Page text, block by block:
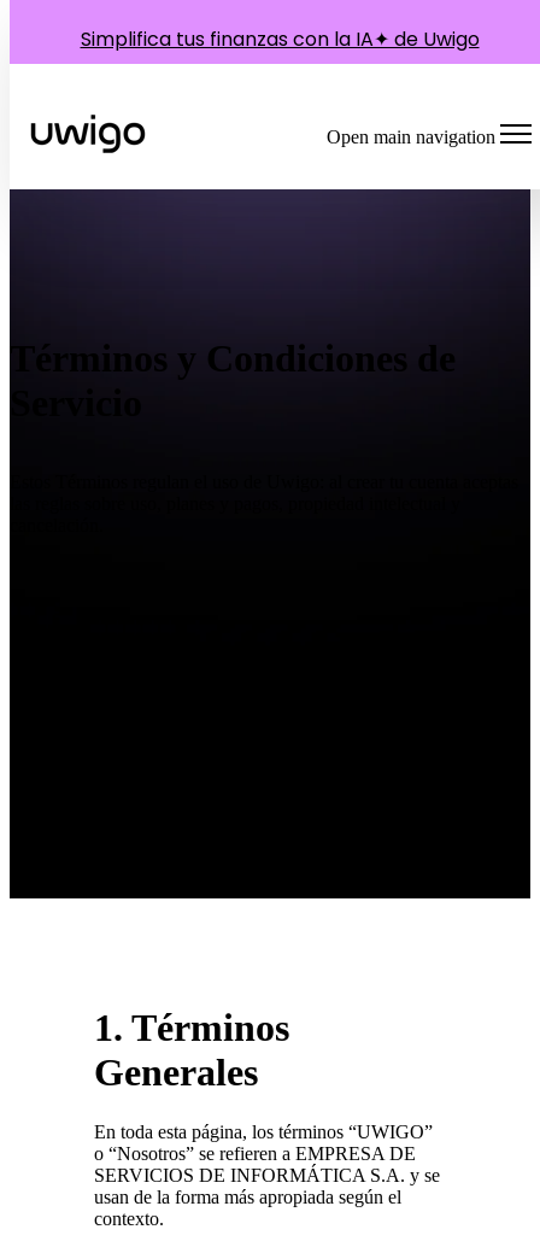
Simplifica tus finanzas con la IA✦ de Uwigo
Open main navigation
Términos y Condiciones de
1. Términos
Generales
En toda esta página, los términos “UWIGO”
o “Nosotros” se refieren a EMPRESA DE
SERVICIOS DE INFORMÁTICA S.A. y se
usan de la forma más apropiada según el
contexto.